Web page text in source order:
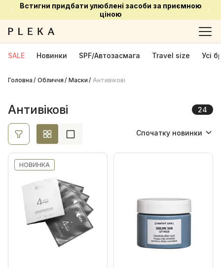
Встигни придбати улюблені засоби за приємною
ціною
SALE Новинки SPF/Автозасмага Travel size Усі
Головна Обличчя Маски Антивікові
Антивікові 24
Спочатку новинки
Від найбільшої ціни
Спочатку популярні
Ціна
Виробник
Circadia 4
Comfort Zone 1
Instytutum
iS CLINICAL
La Sultane de Saba
PHYTO-C
RHEA COSMETICS
НОВИНКА